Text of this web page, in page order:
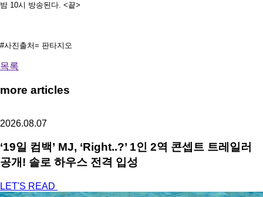
밤 10시 방송된다. <끝>
#사진출처= 판타지오
목록
more articles
2026.08.07
‘19일 컴백’ MJ, ‘Right..?’ 1인 2역 콘셉트 트레일러
공개! 솔로 하우스 전격 입성
LET'S READ